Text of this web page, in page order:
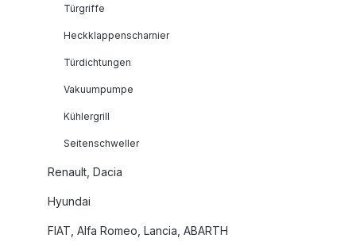
Türgriffe
Heckklappenscharnier
Türdichtungen
Vakuumpumpe
Kühlergrill
Seitenschweller
Renault, Dacia
Hyundai
FIAT, Alfa Romeo, Lancia, ABARTH